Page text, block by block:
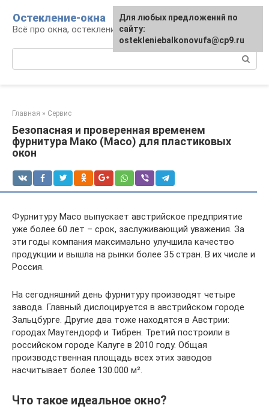
контенту
Остекление-окна
Всё про окна, остекление, балконы и двери
Главная » Сервис
Безопасная и проверенная временем
фурнитура Мако (Maco) для пластиковых
окон
Фурнитуру Масо выпускает австрийское предприятие
уже более 60 лет – срок, заслуживающий уважения. За
эти годы компания максимально улучшила качество
продукции и вышла на рынки более 35 стран. В их числе и
Россия.
На сегодняшний день фурнитуру производят четыре
завода. Главный дислоцируется в австрийском городе
Зальцбурге. Другие два тоже находятся в Австрии:
городах Маутендорф и Тибрен. Третий построили в
российском городе Калуге в 2010 году. Общая
производственная площадь всех этих заводов
насчитывает более 130.000 м².
Что такое идеальное окно?
Для любых предложений по
сайту:
ostekleniebalkonovufa@cp9.ru